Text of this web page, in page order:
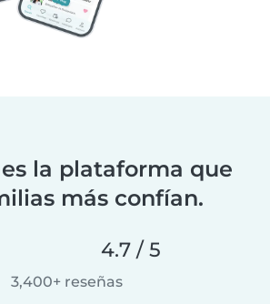
la plataforma que
más confían.
4.7 / 5
3,400+ reseñas